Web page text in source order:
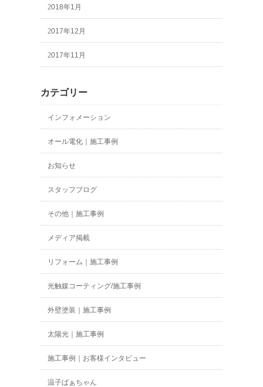
2018年1月
2017年12月
2017年11月
カテゴリー
インフォメーション
オール電化｜施工事例
お知らせ
スタッフブログ
その他｜施工事例
メディア掲載
リフォーム｜施工事例
光触媒コーティング/施工事例
外壁塗装｜施工事例
太陽光｜施工事例
施工事例｜お客様インタビュー
温子ばぁちゃん